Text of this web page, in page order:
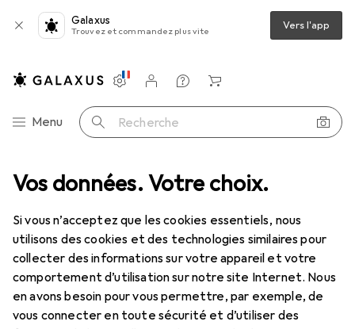
Vos données. Votre choix.
Si vous n’acceptez que les cookies essentiels, nous
utilisons des cookies et des technologies similaires pour
collecter des informations sur votre appareil et votre
comportement d’utilisation sur notre site Internet. Nous
en avons besoin pour vous permettre, par exemple, de
vous connecter en toute sécurité et d’utiliser des
Galaxus
Trouvez et commandez plus vite Vers l'app
Navigation par catégorie
Menu Recherche
Paramètres
Compte client
Listes de comparaison
Listes d'envies
Panier
Santé Planning familial + contraception
Suivi du cycle
ProduitsForum